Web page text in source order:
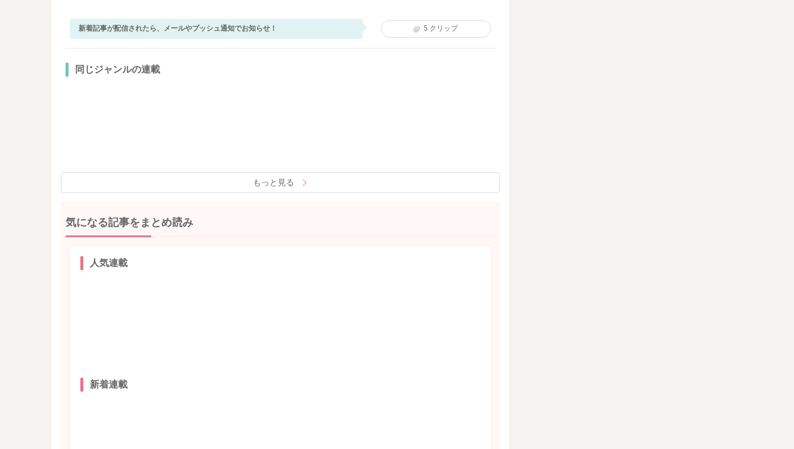
新着記事が配信されたら、メールやプッシュ通知でお知らせ！ 5 クリップ
同じジャンルの連載
もっと見る
気になる記事をまとめ読み
人気連載
新着連載